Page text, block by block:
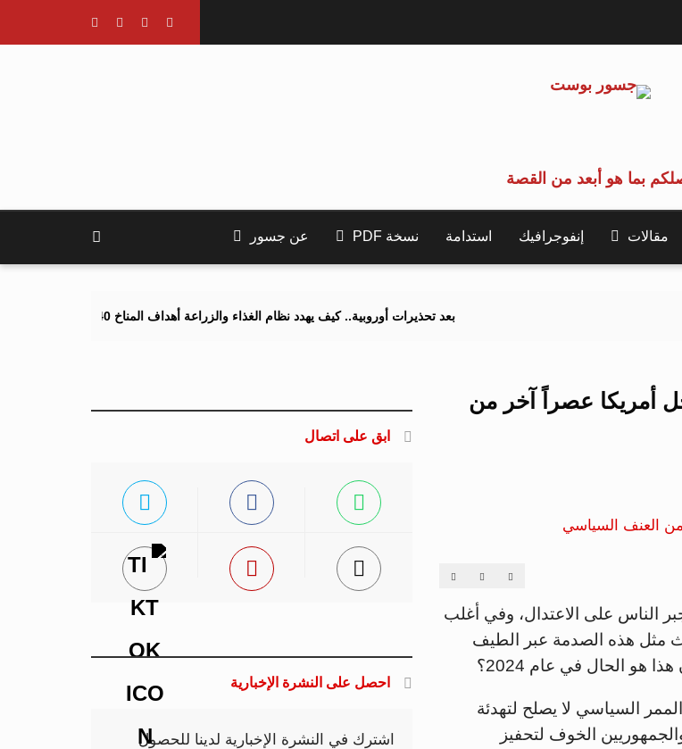
بما هو أبعد من القصة
مقالات إنفوجرافيك استدامة نسخة PDF عن جسور
بعد تحذيرات أوروبية.. كيف يهدد نظام الغذاء والزراعة أهداف المناخ 2040 و2050؟
أمريكا عصراً آخر من
الناس على الاعتدال، وفي أغلب
مثل هذه الصدمة عبر الطيف
الحال في عام 2024؟
السياسي لا يصلح لتهدئة
الخوف لتحفيز
ابق على اتصال
احصل على النشرة الإخبارية
اشترك في النشرة الإخبارية لدينا للحصول